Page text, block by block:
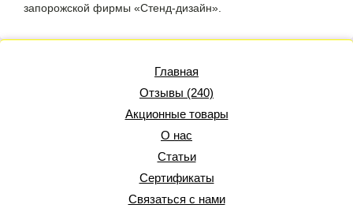
запорожской фирмы «Стенд-дизайн».
Главная
Отзывы (240)
Акционные товары
О нас
Статьи
Сертификаты
Связаться с нами